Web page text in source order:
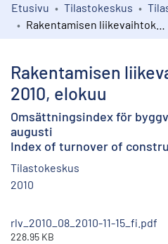
Kokoelmat
Etusivu Tilastokeskus
Rakentamisen
2010, elokuu
Omsättningsindex för
augusti
Index of turnover of
Tilastokeskus
2010
rlv_2010_08_2010-11-15_fi.pdf
228.95 KB